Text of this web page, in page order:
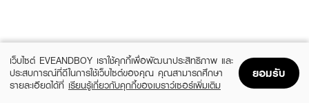
เว็บไซต์ EVEANDBOY เราใช้คุกกี้เพื่อพัฒนาประสิทธิภาพ และ
ประสบการณ์ที่ดีในการใช้เว็บไซต์ของคุณ คุณสามารถศึกษา
รายละเอียดได้ที่ เรียนรู้เกี่ยวกับคุกกี้ของเบราว์เซอร์เพิ่มเติม
ยอมรับ